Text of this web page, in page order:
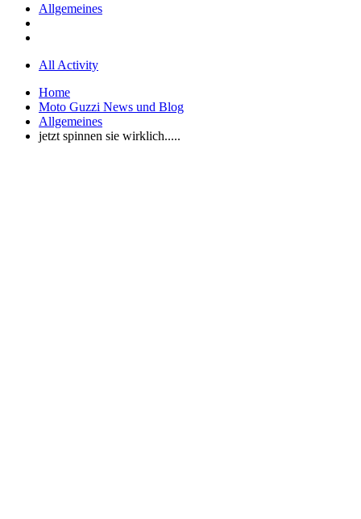
Allgemeines
All Activity
Home
Moto Guzzi News und Blog
Allgemeines
jetzt spinnen sie wirklich.....